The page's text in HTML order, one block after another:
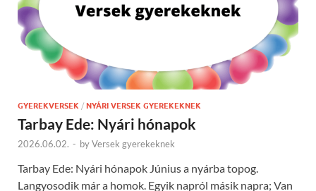
GYEREKVERSEK / NYÁRI VERSEK GYEREKEKNEK
Tarbay Ede: Nyári hónapok
2026.06.02. - byVersek gyerekeknek
Tarbay Ede: Nyári hónapok Június a nyárba topog.
Langyosodik már a homok. Egyik napról másik napra; Van